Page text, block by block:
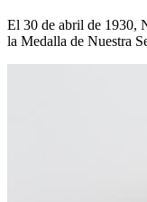
El 30 de abril de 1930,
la Medalla de Nuestra